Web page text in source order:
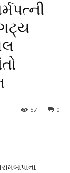
0
57